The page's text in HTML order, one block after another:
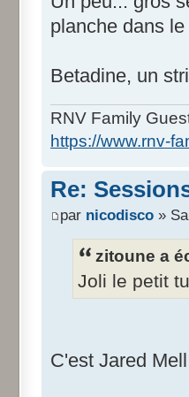
planche dans
Betadine, un
RNV Family
https://www.rnv-
Re:
par nicodisco »
zitoune a
Joli le petit
C'est Jared